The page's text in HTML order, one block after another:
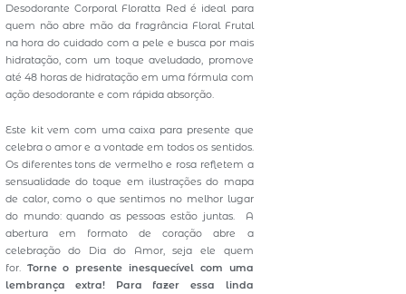
Desodorante Corporal Floratta Red é ideal para
quem não abre mão da fragrância Floral Frutal
na hora do cuidado com a pele e busca por mais
hidratação, com um toque aveludado, promove
até 48 horas de hidratação em uma fórmula com
ação desodorante e com rápida absorção.
Este kit vem com uma caixa para presente que
celebra o amor e a vontade em todos os sentidos.
Os diferentes tons de vermelho e rosa refletem a
sensualidade do toque em ilustrações do mapa
de calor, como o que sentimos no melhor lugar
do mundo: quando as pessoas estão juntas. A
abertura em formato de coração abre a
celebração do Dia do Amor, seja ele quem
for.
Torne o presente inesquecível com uma
lembrança extra! Para fazer essa linda